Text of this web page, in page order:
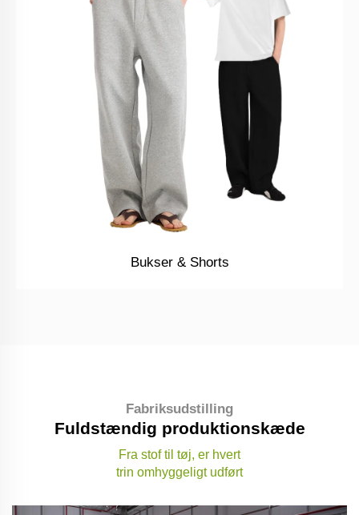
Bukser & Shorts
Fabriksudstilling
Fuldstændig produktionskæde
Fra stof til tøj, er hvert
trin omhyggeligt udført
Stoflager
500+ stoffer på lager